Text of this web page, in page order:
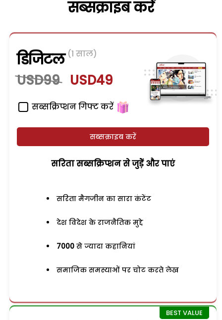
सब्सक्राइब करें
डिजिटल (1 साल)
USD99 USD49
सब्सक्रिप्शन गिफ्ट करें
सब्सक्राइब करें
सरिता सब्सक्रिप्शन से जुड़ेें और पाएं
सरिता मैगजीन का सारा कंटेंट
देश विदेश के राजनैतिक मुद्दे
7000 से ज्यादा कहानियां
समाजिक समस्याओं पर चोट करते लेख